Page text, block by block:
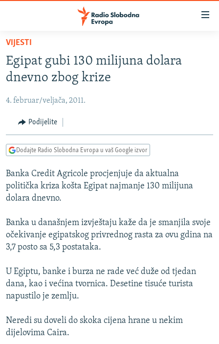
Pređite
glavni
sadržaj
na
navigaciju
Pređite
na
BOSNA I HERCEGOVINA
KOSOVO
CRNA GORA
VIDEO
FOTOGALERIJE
INFOGRAFIKE
PODCASTI
RAT U UKRAJINI
KINA NA BALKANU
ISPRIČAJ MI
DNEVNO@RSE
VIŠE OD NASLOVA
GENOCID U SREBRENICI
POPLAVE I KLIZIŠTA U BIH 2024.
TV LIBERTY
PRATITE NAS
Sve RFE/RL stranice
VIJESTI
Egipat gubi 130 milijuna dolara
dnevno zbog krize
4. februar/veljača, 2011.
Podijelite
Dodajte Radio Slobodna Evropa u vaš Google izvor
Banka Credit Agricole procjenjuje da aktualna
politička kriza košta Egipat najmanje 130 milijuna
dolara dnevno.
Banka u današnjem izvještaju kaže da je smanjila svoje
očekivanje egipatskog privrednog rasta za ovu gdina na
3,7 posto sa 5,3 postataka.
U Egiptu, banke i burza ne rade već duže od tjedan
dana, kao i većina tvornica. Desetine tisuće turista
napustilo je zemlju.
Neredi su doveli do skoka cijena hrane u nekim
dijelovima Caira.